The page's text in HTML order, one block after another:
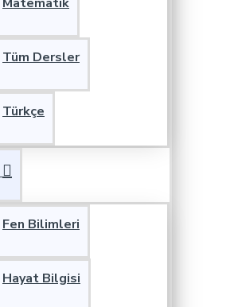
Tüm Dersler
Türkçe
Fen Bilimleri
Hayat Bilgisi